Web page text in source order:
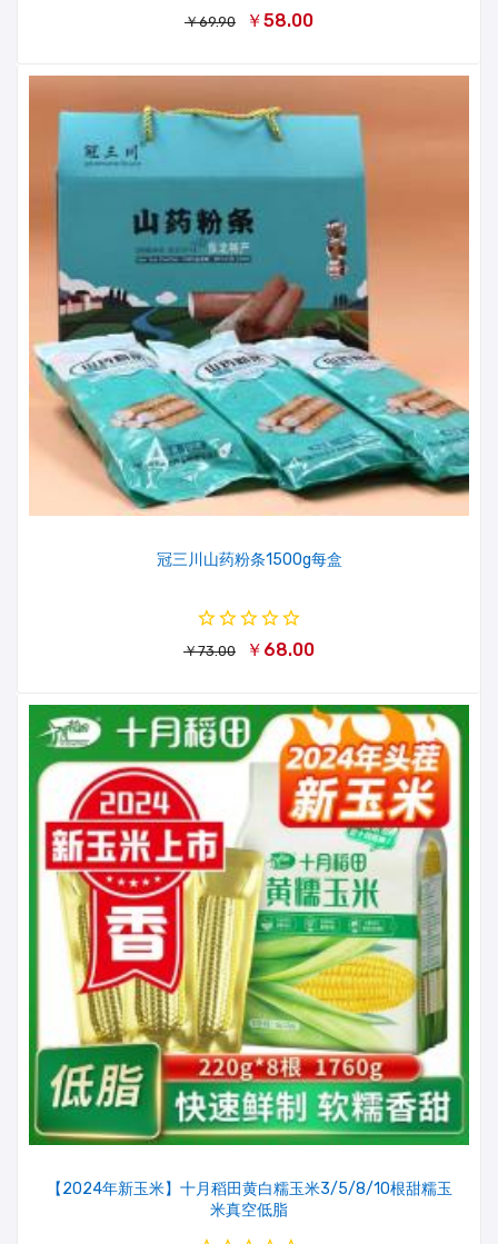
￥69.90 ￥58.00
冠三川山药粉条1500g每盒
￥73.00 ￥68.00
【2024年新玉米】十月稻田黄白糯玉米3/5/8/10根甜糯玉
米真空低脂